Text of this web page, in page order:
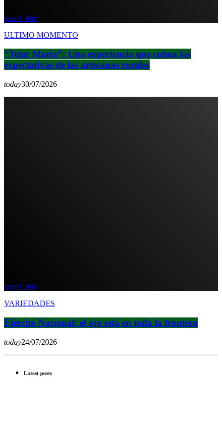
insert_link
ULTIMO MOMENTO
“Telar María”: Una experiencia que colma las
expectativas de las artesanas rurales
today30/07/2026
insert_link
VARIEDADES
Ejército Nacional: el ojo está en toda la frontera
today24/07/2026
Latest posts